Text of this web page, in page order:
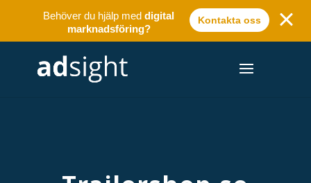
Behöver du hjälp meddigital
marknadsföring?
Kontakta oss